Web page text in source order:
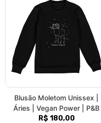
Blusão Moletom Unissex |
Áries | Vegan Power | P&B
R$ 180,00